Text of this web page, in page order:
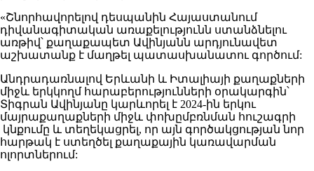
«Շնորհավորելով դեսպանին Հայաստանում
դիվանագիտական առաքելությունն ստանձնելու
առթիվ՝ քաղաքապետ Ավինյանն արդյունավետ
աշխատանք է մաղթել պատասխանատու գործում:
Անդրադառնալով Երևանի և Իտալիայի քաղաքների
միջև երկկողմ հարաբերությունների օրակարգին՝
Տիգրան Ավինյանը կարևորել է 2024-ին երկու
մայրաքաղաքների միջև փոխըմբռնման հուշագրի
կնքումը և տեղեկացրել, որ այն գործակցության նոր
հարթակ է ստեղծել քաղաքային կառավարման
ոլորտներում: